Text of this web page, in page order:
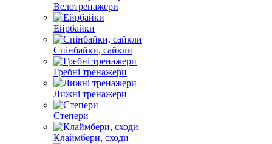
Велотренажери
Ейрбайки
Спінбайки, сайкли
Гребні тренажери
Лижні тренажери
Степери
Клаймбери, сходи